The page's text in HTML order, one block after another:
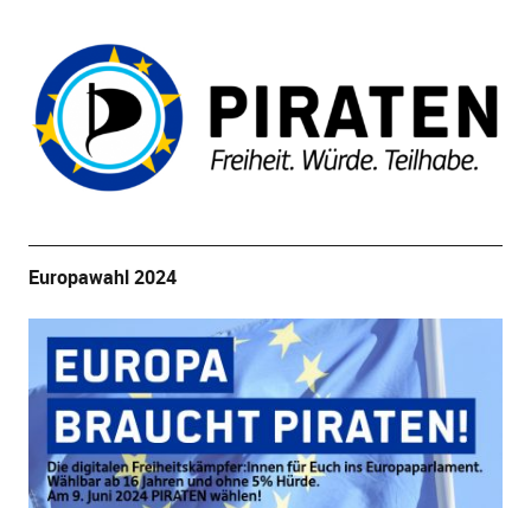
Europawahl 2024